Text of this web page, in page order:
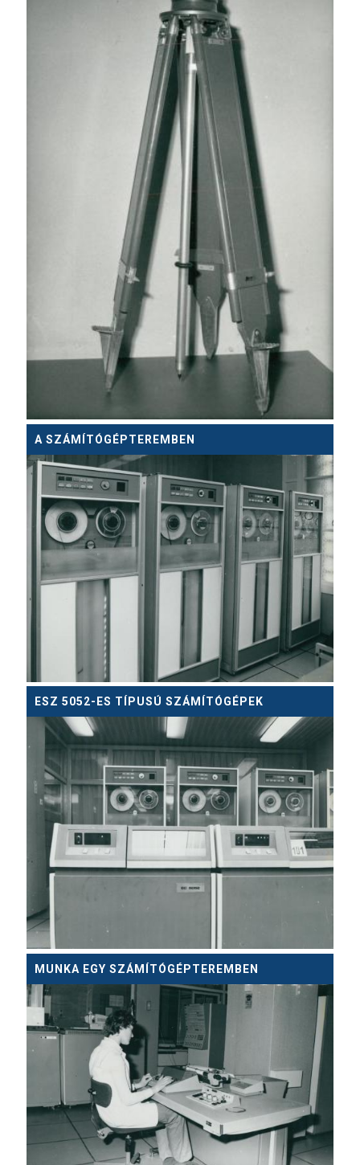
A SZÁMÍTÓGÉPTEREMBEN
ESZ 5052-ES TÍPUSÚ SZÁMÍTÓGÉPEK
MUNKA EGY SZÁMÍTÓGÉPTEREMBEN